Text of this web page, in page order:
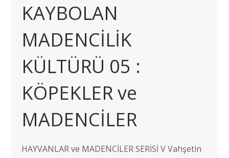
KAYBOLAN
MADENCİLİK
KÜLTÜRÜ 05 :
KÖPEKLER ve
MADENCİLER
HAYVANLAR ve MADENCİLER SERİSİ V Vahşetin